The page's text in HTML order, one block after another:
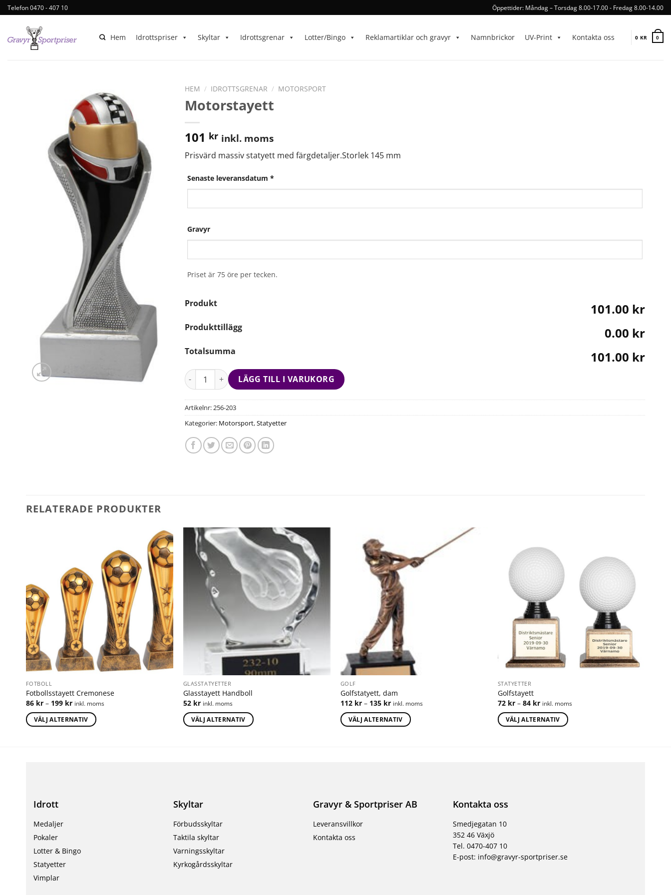
Telefon 0470 - 407 10 Öppettider: Måndag – Torsdag 8.00-17.00 - Fredag 8.00-14.00
Hem Idrottspriser Skyltar Idrottsgrenar Lotter/Bingo Reklamartiklar och gravyr Namnbrickor UV-Print Kontakta oss 0 KR 0
HEM / IDROTTSGRENAR / MOTORSPORT
Motorstayett
101 kr inkl. moms
Prisvärd massiv statyett med färgdetaljer.Storlek 145 mm
Senaste leveransdatum *
Gravyr
Priset är 75 öre per tecken.
Produkt 101.00 kr
Produkttillägg 0.00 kr
Totalsumma 101.00 kr
LÄGG TILL I VARUKORG
Artikelnr:256-203
Kategorier: Motorsport,Statyetter
RELATERADE PRODUKTER
FOTBOLL
Fotbollsstayett Cremonese
86 kr – 199 kr inkl. moms
VÄLJ ALTERNATIV
GLASSTATYETTER
Glasstayett Handboll
52 kr inkl. moms
VÄLJ ALTERNATIV
GOLF
Golfstatyett, dam
112 kr – 135 kr inkl. moms
VÄLJ ALTERNATIV
STATYETTER
Golfstayett
72 kr – 84 kr inkl. moms
VÄLJ ALTERNATIV
Idrott
Medaljer
Pokaler
Lotter & Bingo
Statyetter
Vimplar
Skyltar
Förbudsskyltar
Taktila skyltar
Varningsskyltar
Kyrkogårdsskyltar
Gravyr & Sportpriser AB
Leveransvillkor
Kontakta oss
Kontakta oss
Smedjegatan 10
352 46 Växjö
Tel. 0470-407 10
E-post: info@gravyr-sportpriser.se